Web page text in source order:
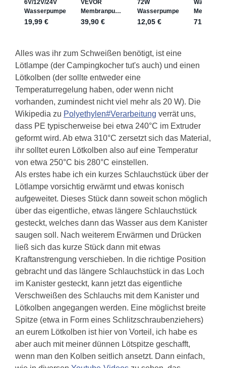
Alles was ihr zum Schweißen benötigt, ist eine
Lötlampe (der Campingkocher tut's auch) und einen
Lötkolben (der sollte entweder eine
Temperaturregelung haben, oder wenn nicht
vorhanden, zumindest nicht viel mehr als 20 W). Die
Wikipedia zu Polyethylen#Verarbeitung verrät uns,
dass PE typischerweise bei etwa 240°C im Extruder
geformt wird. Ab etwa 310°C zersetzt sich das Material,
ihr solltet euren Lötkolben also auf eine Temperatur
von etwa 250°C bis 280°C einstellen.
Als erstes habe ich ein kurzes Schlauchstück über der
Lötlampe vorsichtig erwärmt und etwas konisch
aufgeweitet. Dieses Stück dann soweit schon möglich
über das eigentliche, etwas längere Schlauchstück
gesteckt, welches dann das Wasser aus dem Kanister
saugen soll. Nach weiterem Erwärmen und Drücken
ließ sich das kurze Stück dann mit etwas
Kraftanstrengung verschieben. In die richtige Position
gebracht und das längere Schlauchstück in das Loch
im Kanister gesteckt, kann jetzt das eigentliche
Verschweißen des Schlauchs mit dem Kanister und
Lötkolben angegangen werden. Eine möglichst breite
Spitze (etwa in Form eines Schlitzschraubenziehers)
an eurem Lötkolben ist hier von Vorteil, ich habe es
aber auch mit meiner dünnen Lötspitze geschafft,
wenn man den Kolben seitlich ansetzt. Dann einfach,